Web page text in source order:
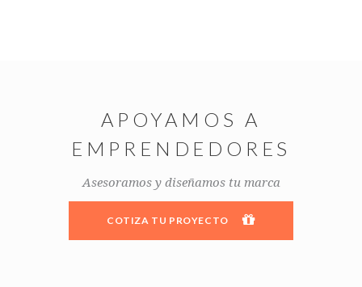
APOYAMOS A
EMPRENDEDORES
Asesoramos y diseñamos tu marca
COTIZA TU PROYECTO